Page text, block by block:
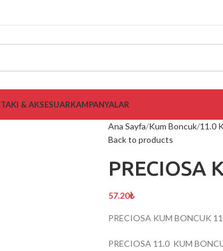
TAKI & AKSESUARKAMPANYALAR
Ana Sayfa Kum Boncuk 11.0
Back to products
PRECIOSA
57.20₺
PRECIOSA KUM BONCUK
PRECIOSA 11.0 KUM